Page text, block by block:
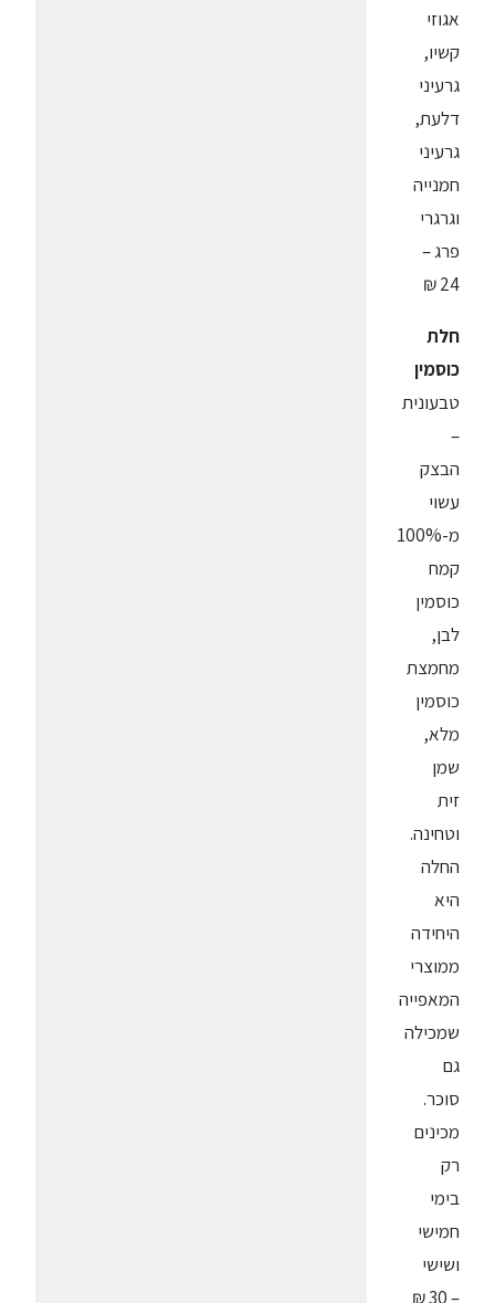
אגוזי
קשיו,
גרעיני
דלעת,
גרעיני
חמנייה
וגרגרי
פרג –
24 ₪
חלת
כוסמין
טבעונית
–
הבצק
עשוי
מ-100%
קמח
כוסמין
לבן,
מחמצת
כוסמין
מלא,
שמן
זית
וטחינה.
החלה
היא
היחידה
ממוצרי
המאפייה
שמכילה
גם
סוכר.
מכינים
רק
בימי
חמישי
ושישי
– 30 ₪